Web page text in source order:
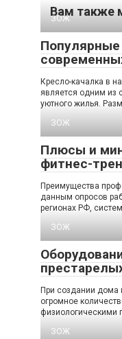
Вам также
ЗОЖ
Популярные
Кресло-качалка в
является одним из
уютного жилья.
ЗОЖ
Плюсы и
фитнес-
Преимущества
данным опросов
регионах РФ,
ЗОЖ
При создании дома
огромное
физиологическими
ЗОЖ